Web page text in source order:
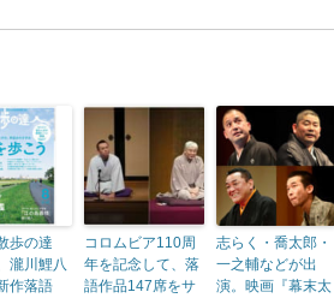
歩の達
瀧川鯉八
作落語
コロムビア110周
年を記念して、落
語作品147席をサ
志らく・喬太郎・
一之輔などが出
演。映画『幕末太